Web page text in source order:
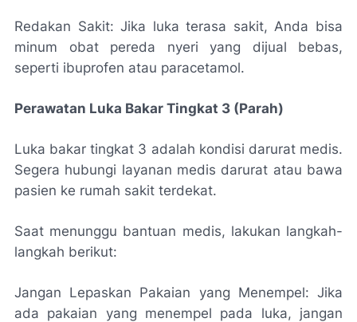
Redakan Sakit: Jika luka terasa sakit, Anda bisa
minum obat pereda nyeri yang dijual bebas,
seperti ibuprofen atau paracetamol.
Perawatan Luka Bakar Tingkat 3 (Parah)
Luka bakar tingkat 3 adalah kondisi darurat medis.
Segera hubungi layanan medis darurat atau bawa
pasien ke rumah sakit terdekat.
Saat menunggu bantuan medis, lakukan langkah-
langkah berikut:
Jangan Lepaskan Pakaian yang Menempel: Jika
ada pakaian yang menempel pada luka, jangan